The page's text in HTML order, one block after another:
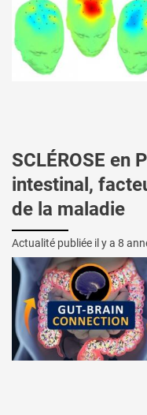
SCLÉROSE en
intestinal,
de la maladie
Actualité publiée il y a 8